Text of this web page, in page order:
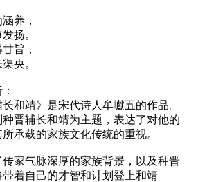
养，
扬。
旨，
央。
长和靖》是宋代诗人牟巘五的作品。
种晋辅长和靖为主题，表达了对他的
承载的家族文化传统的重视。
家气脉深厚的家族背景，以及种晋
着自己的才智和计划登上和靖